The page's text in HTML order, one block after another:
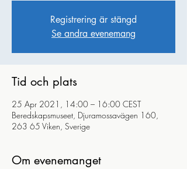
Registrering är stängd
Se andra evenemang
Tid och plats
25 Apr 2021, 14:00 – 16:00 CEST
Beredskapsmuseet, Djuramossavägen 160,
263 65 Viken, Sverige
Om evenemanget